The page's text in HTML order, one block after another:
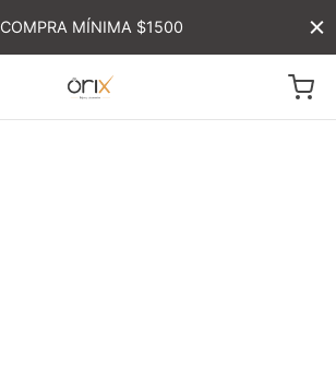
COMPRA MÍNIMA $1500